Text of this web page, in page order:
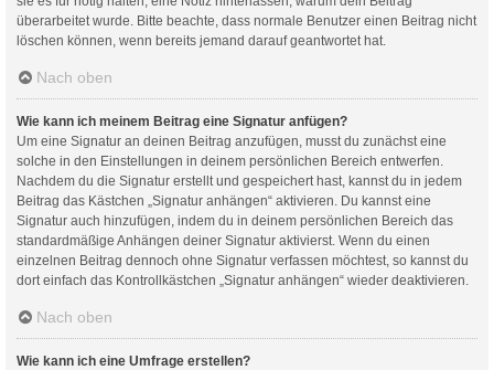
überarbeitet wurde. Bitte beachte, dass normale Benutzer einen Beitrag nicht
löschen können, wenn bereits jemand darauf geantwortet hat.
Nach oben
Wie kann ich meinem Beitrag eine Signatur anfügen?
Um eine Signatur an deinen Beitrag anzufügen, musst du zunächst eine
solche in den Einstellungen in deinem persönlichen Bereich entwerfen.
Nachdem du die Signatur erstellt und gespeichert hast, kannst du in jedem
Beitrag das Kästchen „Signatur anhängen“ aktivieren. Du kannst eine
Signatur auch hinzufügen, indem du in deinem persönlichen Bereich das
standardmäßige Anhängen deiner Signatur aktivierst. Wenn du einen
einzelnen Beitrag dennoch ohne Signatur verfassen möchtest, so kannst du
dort einfach das Kontrollkästchen „Signatur anhängen“ wieder deaktivieren.
Nach oben
Wie kann ich eine Umfrage erstellen?